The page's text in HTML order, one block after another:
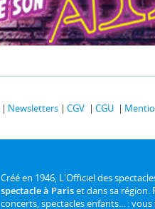
Newsletters CGV CGU
Créé en 1946, L'Officiel des
spectacle à Pariset dans sa région.
concerts, spectacles enfants... :